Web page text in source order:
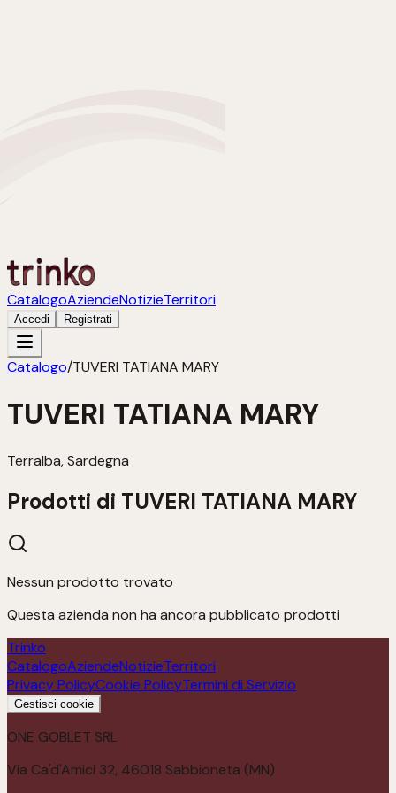
CatalogoAziendeNotizieTerritori
Accedi Registrati
Catalogo/TUVERI TATIANA MARY
TUVERI TATIANA MARY
Terralba, Sardegna
Prodotti di TUVERI TATIANA MARY
Nessun prodotto trovato
Questa azienda non ha ancora pubblicato prodotti
Trinko
CatalogoAziendeNotizieTerritori
Privacy PolicyCookie PolicyTermini di Servizio
Gestisci cookie
ONE GOBLET SRL
Via Ca'd'Amici 32, 46018 Sabbioneta (MN)